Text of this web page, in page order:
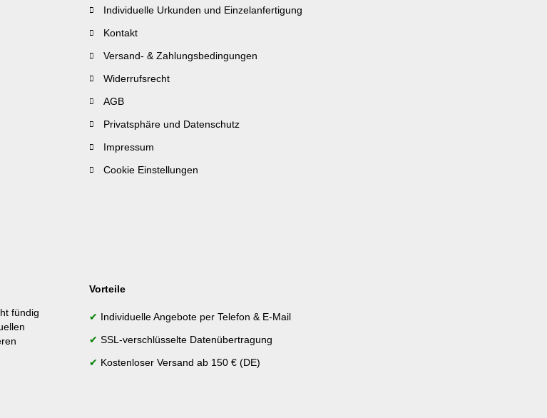
Individuelle Urkunden und Einzelanfertigung
Kontakt
Versand- & Zahlungsbedingungen
Widerrufsrecht
AGB
Privatsphäre und Datenschutz
Impressum
Cookie Einstellungen
fündig
Vorteile
✔ Individuelle Angebote per Telefon & E-Mail
✔ SSL-verschlüsselte Datenübertragung
✔ Kostenloser Versand ab 150 € (DE)